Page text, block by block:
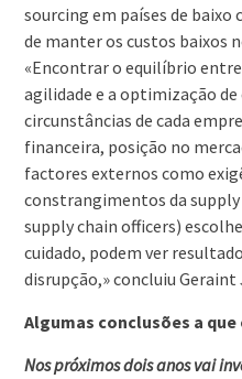
sourcing em países de
de manter os custos baixos
«Encontrar o equilíbrio
agilidade e a optimização de
circunstâncias de cada
financeira, posição no
factores externos como
constrangimentos da supply
supply chain officers)
cuidado, podem ver
disrupção,» concluiu Geraint
Algumas conclusões a
Nos próximos dois anos vai